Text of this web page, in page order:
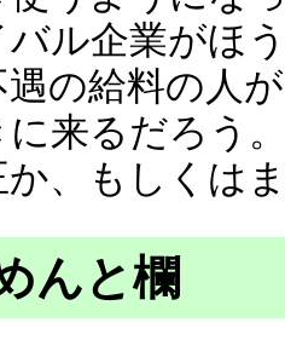
バル企業がほ
遇の給料の人
に来るだろう
か、もしくは
んと欄